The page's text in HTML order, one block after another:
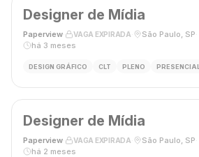
Designer de Mídia
Paperview VAGA EXPIRADA São Paulo, SP
há 3 meses
DESIGN GRÁFICO CLT PLENO PRESENCIAL
Designer de Mídia
Paperview VAGA EXPIRADA São Paulo, SP
há 2 meses